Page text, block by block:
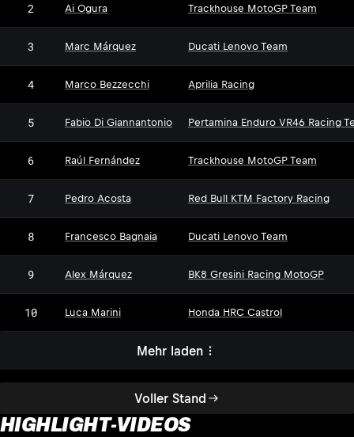
Voller Stand
2 Ai Ogura Trackhouse MotoGP Team
3 Marc Márquez Ducati Lenovo Team
4 Marco Bezzecchi Aprilia Racing
5 Fabio Di Giannantonio Pertamina Enduro VR46 Racing
6 Raúl Fernández Trackhouse MotoGP Team
7 Pedro Acosta Red Bull KTM Factory Racing
8 Francesco Bagnaia Ducati Lenovo Team
9 Alex Márquez BK8 Gresini Racing MotoGP
10 Luca Marini Honda HRC Castrol
Mehr laden
HIGHLIGHT-VIDEOS